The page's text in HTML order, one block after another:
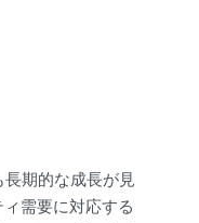
期的な成長が見
需要に対応する